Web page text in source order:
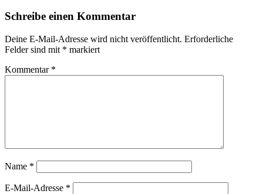
Schreibe einen Kommentar
Deine E-Mail-Adresse wird nicht veröffentlicht. Erforderliche
Felder sind mit * markiert
Kommentar *
Name *
E-Mail-Adresse *